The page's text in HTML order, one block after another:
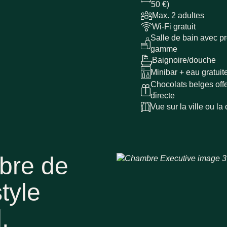
50 €)
Max. 2 adultes
Wi-Fi gratuit
Salle de bain avec
gamme
Baignoire/douche
Minibar + eau
Chocolats belges
directe
Vue sur la ville ou la
de
Gallerie